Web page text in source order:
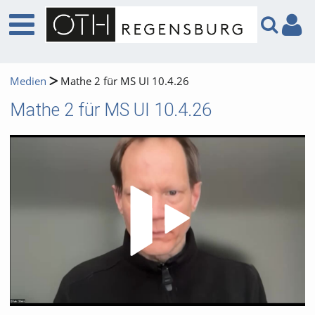
Medien Mathe 2 für MS UI 10.4.26
Mathe 2 für MS UI 10.4.26